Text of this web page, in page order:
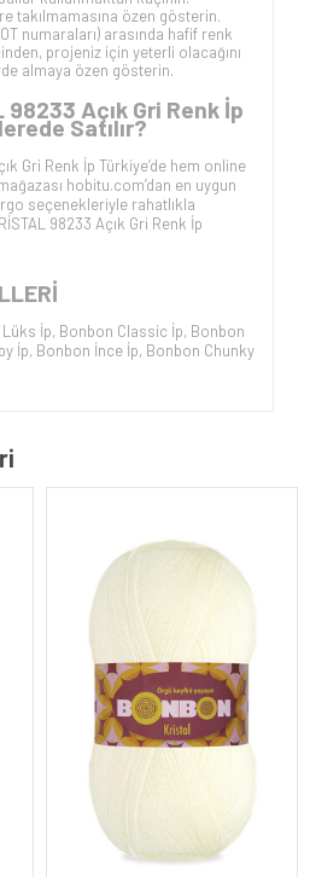
takılmamasına özen gösterin.
numaraları) arasında hafif renk
projeniz için yeterli olacağını
almaya özen gösterin.
98233 Açık Gri Renk İp
Satılır?
Gri Renk İp Türkiye’de hem online
hobitu.com’dan en uygun
seçenekleriyle rahatlıkla
98233 Açık Gri Renk İp
İp, Bonbon Classic İp, Bonbon
İp, Bonbon İnce İp, Bonbon Chunky